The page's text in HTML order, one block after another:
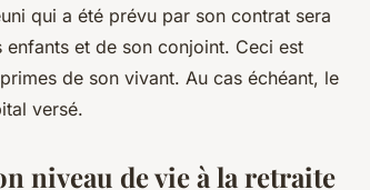
qui a été prévu par son contrat sera
enfants et de son conjoint. Ceci est
de son vivant. Au cas échéant, le
versé.
niveau de vie à la retraite